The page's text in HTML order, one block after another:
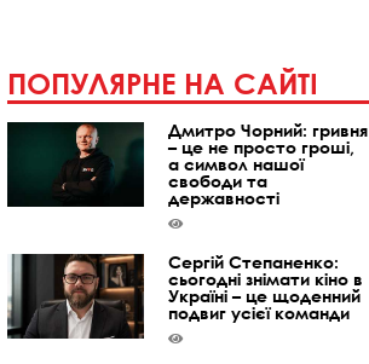
ПОПУЛЯРНЕ НА САЙТІ
Дмитро Чорний: гривня
– це не просто гроші,
а символ нашої
свободи та
державності
Сергій Степаненко:
сьогодні знімати кіно в
Україні – це щоденний
подвиг усієї команди